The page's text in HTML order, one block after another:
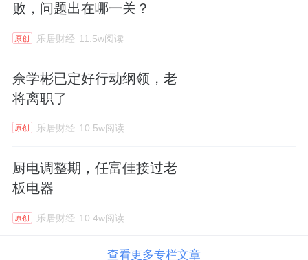
败，问题出在哪一关？
原创 乐居财经 11.5w阅读
佘学彬已定好行动纲领，老
将离职了
原创 乐居财经 10.5w阅读
厨电调整期，任富佳接过老
板电器
原创 乐居财经 10.4w阅读
查看更多专栏文章